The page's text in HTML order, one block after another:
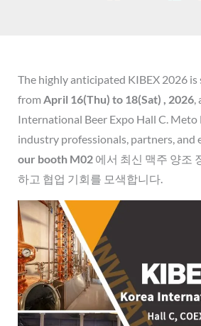
The highly anticipated KIBEX 2026 is
from April 16(Thu) to 18(Sat) , 2026,
International Beer Expo Hall C.
industry professionals, partners, and
our booth M02에서 최신 맥주 양조
하고 협업 기회를 모색합니다.